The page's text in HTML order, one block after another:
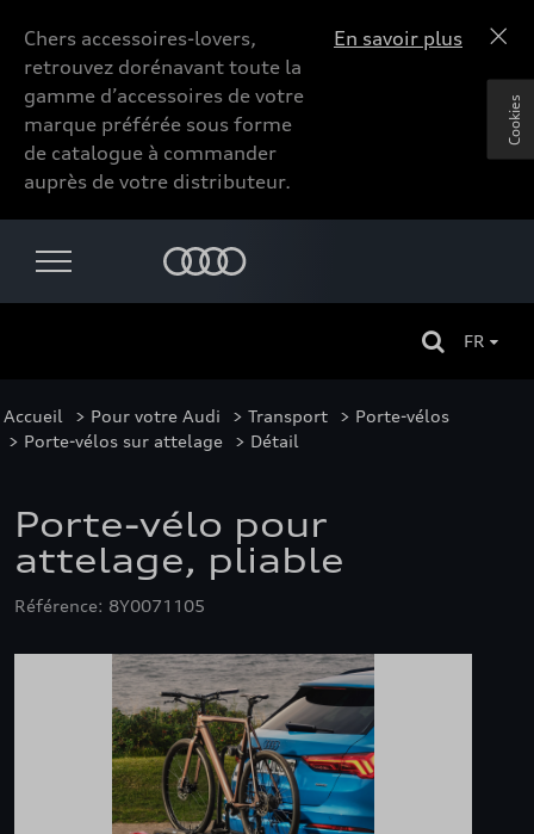
Chers accessoires-lovers,
retrouvez dorénavant toute la
gamme d’accessoires de votre
marque préférée sous forme
de catalogue à commander
auprès de votre distributeur.
En savoir plus
FR
Accueil > Pour votre Audi > Transport > Porte-vélos
> Porte-vélos sur attelage > Détail
Porte-vélo pour
attelage, pliable
Référence: 8Y0071105
Cookies